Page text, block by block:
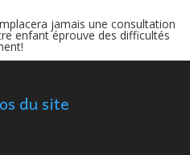
jamais une consultation
enfant éprouve des difficultés
du site